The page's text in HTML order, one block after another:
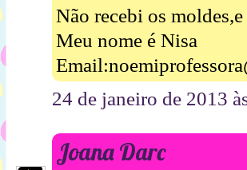
Não recebi os
Meu nome é Nisa
24 de janeiro de 2013
Joana Darc